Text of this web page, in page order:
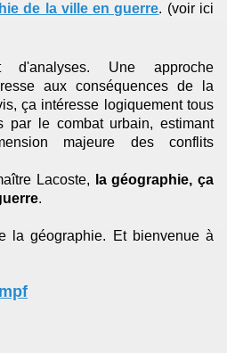
de la ville en guerre. (voir ici
Une approche
aux conséquences de la
ça intéresse logiquement tous
par le combat urbain, estimant
majeure des conflits
Lacoste,
la géographie, ça
.
la géographie. Et bienvenue à